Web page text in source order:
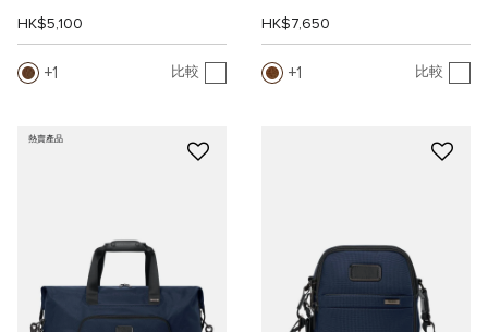
HK$5,100
1 比較
HK$7,650
1 比較
熱賣產品